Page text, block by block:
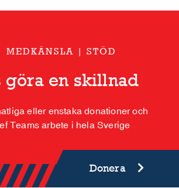
MEDKÄNSLA | STÖD
göra en skillnad
eller enstaka donationer och
Teams arbete i hela Sverige
Donera